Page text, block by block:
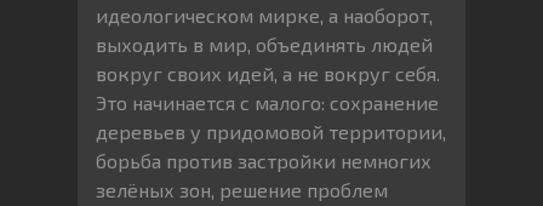
идеологическом мирке, а наоборот,
выходить в мир, объединять людей
вокруг своих идей, а не вокруг себя.
Это начинается с малого: сохранение
деревьев у придомовой территории,
борьба против застройки немногих
зелёных зон, решение проблем